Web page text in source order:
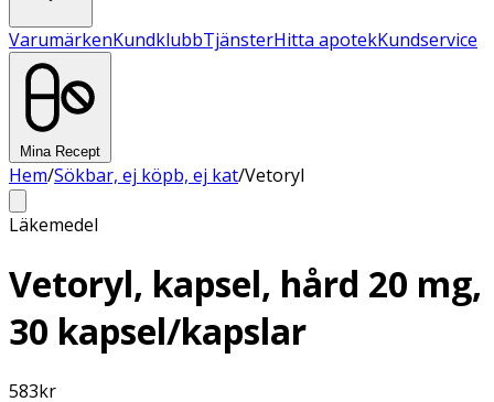
VarumärkenKundklubbTjänsterHitta apotekKundservice
Mina Recept
Hem/Sökbar, ej köpb, ej kat/Vetoryl
Läkemedel
Vetoryl, kapsel, hård 20 mg,
30 kapsel/kapslar
583kr